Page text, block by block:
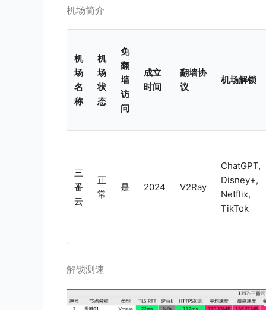
机场简介
机
场
名
称
机
场
状
态
免
翻
墙
访
问
成立
时间
翻墙协
议
机场解锁
三
番
云
正
常
是 2024 V2Ray
ChatGPT,
Disney+,
Netflix,
TikTok
解锁测速